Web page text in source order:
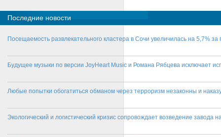
Последние новости
Посещаемость развлекательного кластера в Сочи увеличилась на 5,7% за
Будущее музыки по версии JoyHeart Music и Романа Рябцева исключает
Любые попытки обогатиться обманом через терроризм незаконны и
Экологический и логистический кризис сопровождает возведение завода